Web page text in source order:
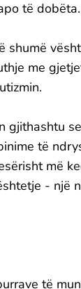
të dobëta.
shumë
me
gjithashtu
të
më
- një
të